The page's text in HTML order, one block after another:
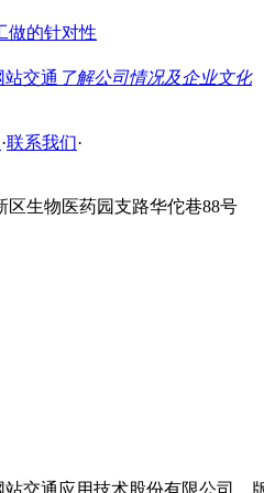
做的针对性
站交通 了解公司情况及企业文化
·联系我们·
生物医药园支路华佗巷88号
站交通应用技术股份有限公司